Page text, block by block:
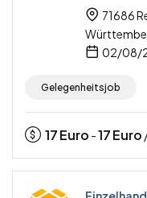
71686
02/08/
Gelegenheitsjob
17Euro -17Euro